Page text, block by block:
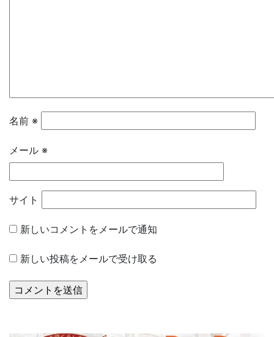
名前 ※
メール ※
サイト
新しいコメントをメールで通知
新しい投稿をメールで受け取る